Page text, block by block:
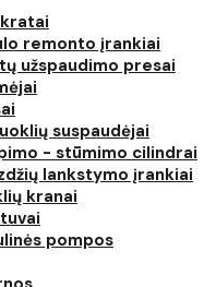
remonto įrankiai
užspaudimo presai
suspaudėjai
- stūmimo cilindrai
lankstymo įrankiai
kranai
pompos